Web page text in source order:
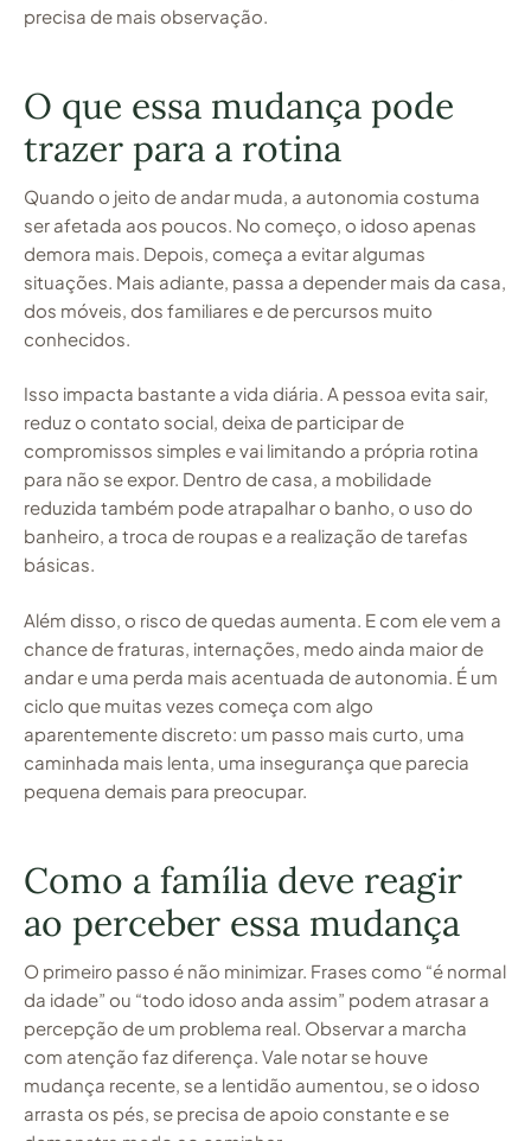
precisa de mais observação.
O que essa mudança pode
trazer para a rotina
Quando o jeito de andar muda, a autonomia costuma
ser afetada aos poucos. No começo, o idoso apenas
demora mais. Depois, começa a evitar algumas
situações. Mais adiante, passa a depender mais da casa,
dos móveis, dos familiares e de percursos muito
conhecidos.
Isso impacta bastante a vida diária. A pessoa evita sair,
reduz o contato social, deixa de participar de
compromissos simples e vai limitando a própria rotina
para não se expor. Dentro de casa, a mobilidade
reduzida também pode atrapalhar o banho, o uso do
banheiro, a troca de roupas e a realização de tarefas
básicas.
Além disso, o risco de quedas aumenta. E com ele vem a
chance de fraturas, internações, medo ainda maior de
andar e uma perda mais acentuada de autonomia. É um
ciclo que muitas vezes começa com algo
aparentemente discreto: um passo mais curto, uma
caminhada mais lenta, uma insegurança que parecia
pequena demais para preocupar.
Como a família deve reagir
ao perceber essa mudança
O primeiro passo é não minimizar. Frases como “é normal
da idade” ou “todo idoso anda assim” podem atrasar a
percepção de um problema real. Observar a marcha
com atenção faz diferença. Vale notar se houve
mudança recente, se a lentidão aumentou, se o idoso
arrasta os pés, se precisa de apoio constante e se